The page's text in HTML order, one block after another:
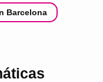
Barcelona